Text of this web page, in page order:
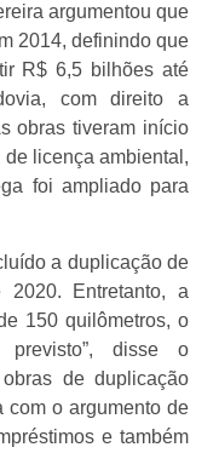
argumentou que
2014, definindo que
R$ 6,5 bilhões até
com direito a
obras tiveram início
licença ambiental,
foi ampliado para
a duplicação de
Entretanto, a
150 quilômetros, o
disse o
de duplicação
com o argumento de
e também